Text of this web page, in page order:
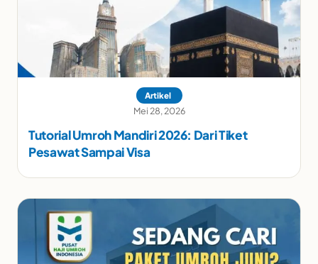
Artikel
Mei 28, 2026
Tutorial Umroh Mandiri 2026: Dari Tiket
Pesawat Sampai Visa